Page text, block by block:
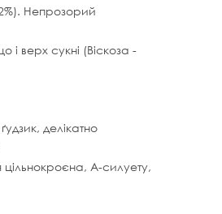
Непрозорий
і верх сукні (Віскоза -
делікатно
цільнокроєна, А-силуету,